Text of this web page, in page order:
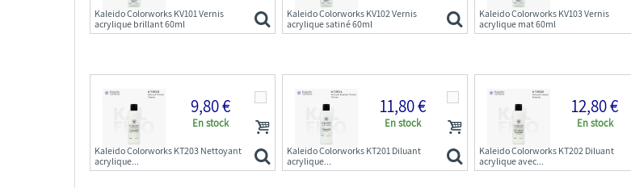
Kaleido Colorworks KV101 Vernis
acrylique brillant 60ml
Kaleido Colorworks KV102 Vernis
acrylique satiné 60ml
Kaleido Colorworks KV103 Vernis
acrylique mat 60ml
9,80 €
En stock
Kaleido Colorworks KT203 Nettoyant
acrylique...
11,80 €
En stock
Kaleido Colorworks KT201 Diluant
acrylique...
12,80 €
En stock
Kaleido Colorworks KT202 Diluant
acrylique avec...